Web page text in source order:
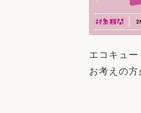
エコキュ
お考えの方